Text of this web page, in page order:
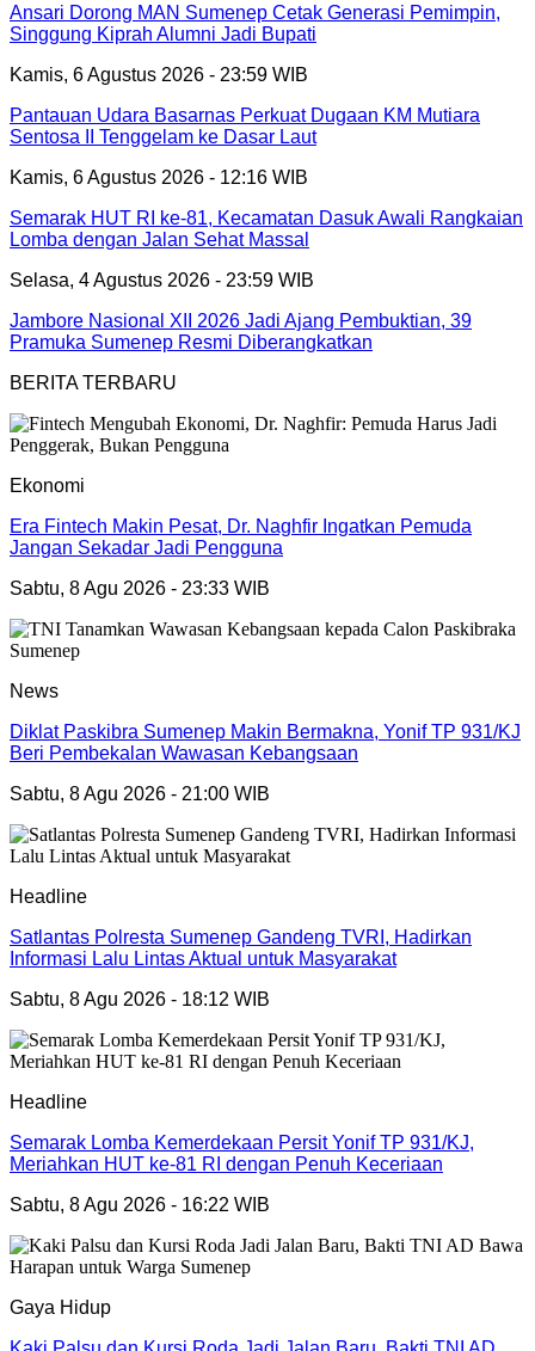
Ansari Dorong MAN Sumenep Cetak Generasi Pemimpin,
Singgung Kiprah Alumni Jadi Bupati
Kamis, 6 Agustus 2026 - 23:59 WIB
Pantauan Udara Basarnas Perkuat Dugaan KM Mutiara
Sentosa II Tenggelam ke Dasar Laut
Kamis, 6 Agustus 2026 - 12:16 WIB
Semarak HUT RI ke-81, Kecamatan Dasuk Awali Rangkaian
Lomba dengan Jalan Sehat Massal
Selasa, 4 Agustus 2026 - 23:59 WIB
Jambore Nasional XII 2026 Jadi Ajang Pembuktian, 39
Pramuka Sumenep Resmi Diberangkatkan
BERITA TERBARU
Ekonomi
Era Fintech Makin Pesat, Dr. Naghfir Ingatkan Pemuda
Jangan Sekadar Jadi Pengguna
Sabtu, 8 Agu 2026 - 23:33 WIB
News
Diklat Paskibra Sumenep Makin Bermakna, Yonif TP 931/KJ
Beri Pembekalan Wawasan Kebangsaan
Sabtu, 8 Agu 2026 - 21:00 WIB
Headline
Satlantas Polresta Sumenep Gandeng TVRI, Hadirkan
Informasi Lalu Lintas Aktual untuk Masyarakat
Sabtu, 8 Agu 2026 - 18:12 WIB
Headline
Semarak Lomba Kemerdekaan Persit Yonif TP 931/KJ,
Meriahkan HUT ke-81 RI dengan Penuh Keceriaan
Sabtu, 8 Agu 2026 - 16:22 WIB
Gaya Hidup